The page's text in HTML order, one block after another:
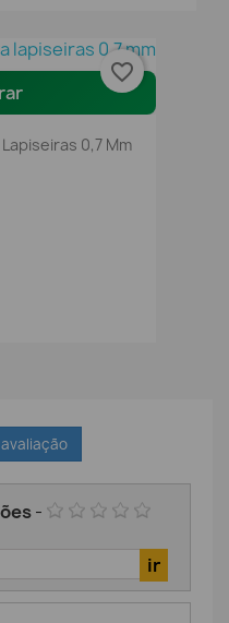
0,7 Mm
favorite_border
-